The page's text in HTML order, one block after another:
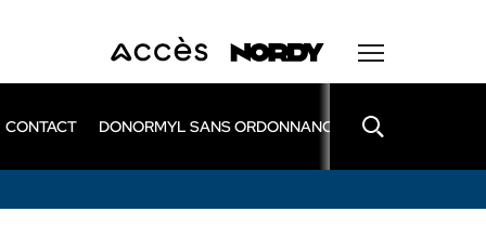
CONTACT DONORMYL SANS ORDONNANCE LEXOMIL SANS